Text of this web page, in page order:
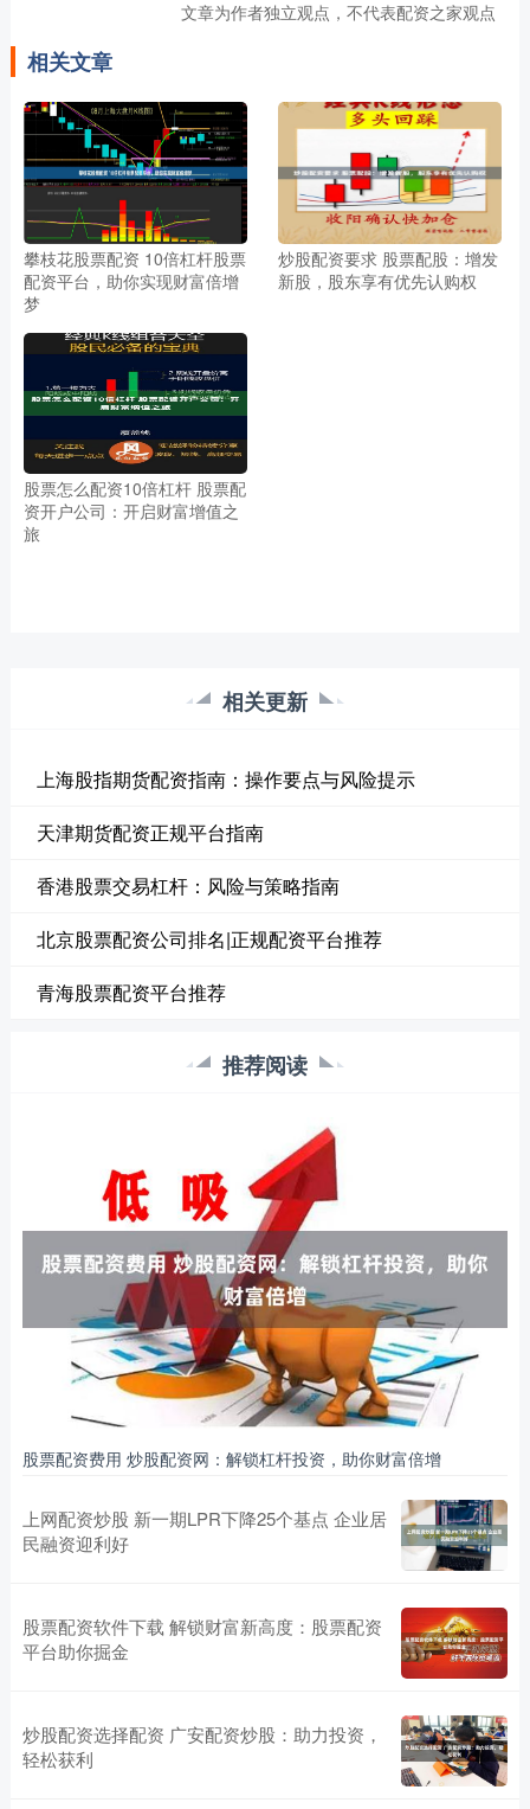
文章为作者独立观点，不代表配资之家观点
相关文章
攀枝花股票配资 10倍杠杆股票
配资平台，助你实现财富倍增
梦
炒股配资要求 股票配股：增发
新股，股东享有优先认购权
股票怎么配资10倍杠杆 股票配
资开户公司：开启财富增值之
旅
相关更新
上海股指期货配资指南：操作要点与风险提示
天津期货配资正规平台指南
香港股票交易杠杆：风险与策略指南
北京股票配资公司排名|正规配资平台推荐
青海股票配资平台推荐
推荐阅读
股票配资费用 炒股配资网：解锁杠杆投资，助你财富倍增
上网配资炒股 新一期LPR下降25个基点 企业居
民融资迎利好
股票配资软件下载 解锁财富新高度：股票配资
平台助你掘金
炒股配资选择配资 广安配资炒股：助力投资，
轻松获利